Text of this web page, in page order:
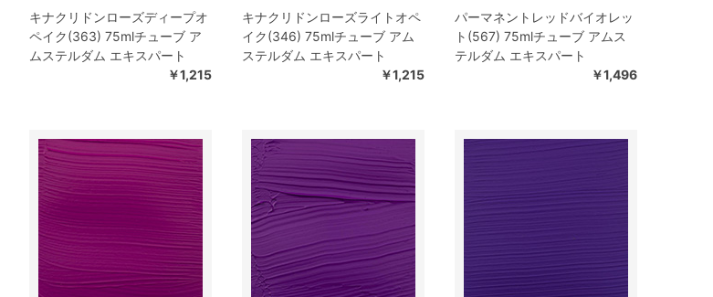
キナクリドンローズディープオ
ペイク(363) 75mlチューブ ア
ムステルダム エキスパート
￥1,215
キナクリドンローズライトオペ
イク(346) 75mlチューブ アム
ステルダム エキスパート
￥1,215
パーマネントレッドバイオレッ
ト(567) 75mlチューブ アムス
テルダム エキスパート
￥1,496